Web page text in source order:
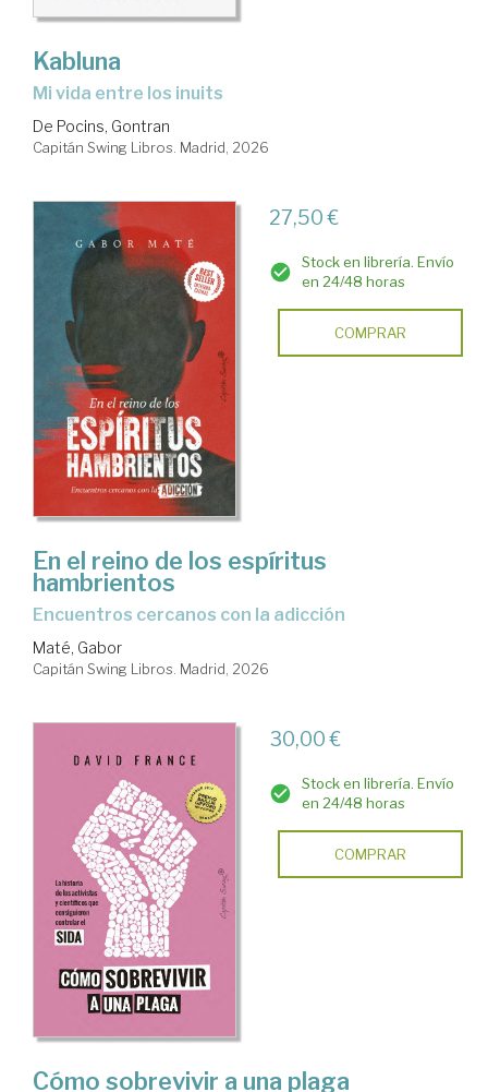
Kabluna
Mi vida entre los inuits
De Pocins, Gontran
Capitán Swing Libros. Madrid, 2026
27,50 €
Stock en librería. Envío
en 24/48 horas
COMPRAR
En el reino de los espíritus
hambrientos
Encuentros cercanos con la adicción
Maté, Gabor
Capitán Swing Libros. Madrid, 2026
30,00 €
Stock en librería. Envío
en 24/48 horas
COMPRAR
Cómo sobrevivir a una plaga